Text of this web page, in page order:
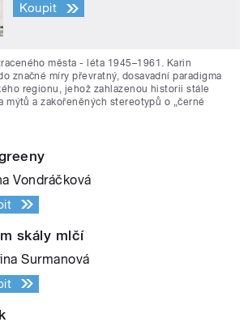
Koupit
města - léta 1945–1961. Karin
značné míry převratný, dosavadní paradigma
regionu, jehož zahlazenou historii stále
mýtů a zakořeněných stereotypů o „černé
Vondráčková
skály mlčí
Surmanová